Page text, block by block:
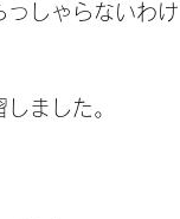
っしゃらないわけ
ました。